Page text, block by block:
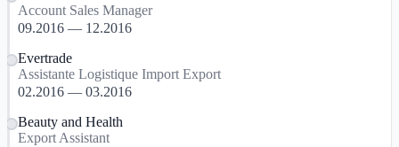
Account Sales Manager
09.2016 — 12.2016
Evertrade
Assistante Logistique Import Export
02.2016 — 03.2016
Beauty and Health
Export Assistant